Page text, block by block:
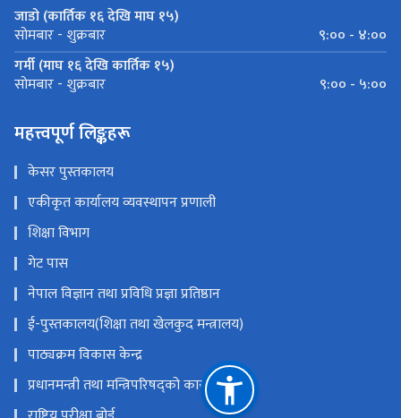
जाडो (कार्तिक १६ देखि माघ १५)
सोमबार - शुक्रबार
९:०० - ४:००
गर्मी (माघ १६ देखि कार्तिक १५)
सोमबार - शुक्रबार ९:०० - ५:००
महत्त्वपूर्ण लिङ्कहरू
केसर पुस्तकालय
एकीकृत कार्यालय व्यवस्थापन प्रणाली
शिक्षा विभाग
गेट पास
नेपाल विज्ञान तथा प्रविधि प्रज्ञा प्रतिष्ठान
ई-पुस्तकालय(शिक्षा तथा खेलकुद मन्त्रालय)
पाठ्यक्रम विकास केन्द्र
प्रधानमन्त्री तथा मन्त्रिपरिषद्को कार्यालय
राष्ट्रिय परीक्षा बोर्ड